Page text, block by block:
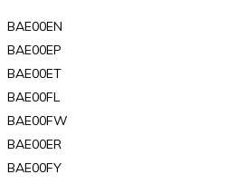
BAE00EN
BAE00EP
BAE00ET
BAE00FL
BAE00FW
BAE00ER
BAE00FY